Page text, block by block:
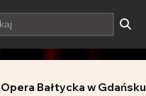
Opera Bałtycka w Gdańsku